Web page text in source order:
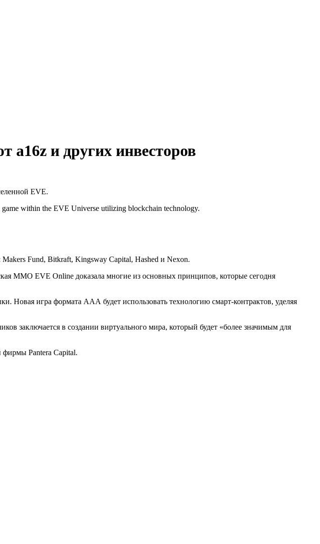
a16z и других инвесторов
EVE.
within the EVE Universe utilizing blockchain technology.
Fund, Bitkraft, Kingsway Capital, Hashed и Nexon.
MMO EVE Online доказала многие из основных принципов, которые сегодня
игра формата ААА будет использовать технологию смарт-контрактов, уделяя
заключается в создании виртуального мира, который будет «более значимым для
Pantera Capital.